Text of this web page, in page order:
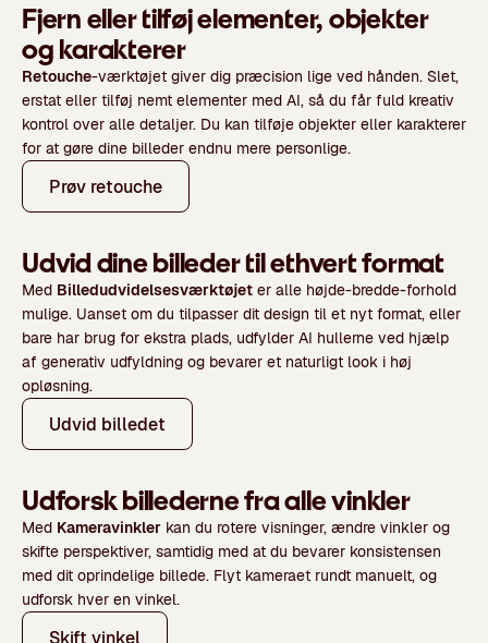
Fjern eller tilføj elementer, objekter
og karakterer
Retouche-værktøjet giver dig præcision lige ved hånden. Slet,
erstat eller tilføj nemt elementer med AI, så du får fuld kreativ
kontrol over alle detaljer. Du kan tilføje objekter eller karakterer
for at gøre dine billeder endnu mere personlige.
Prøv retouche
Udvid dine billeder til ethvert format
Med Billedudvidelsesværktøjet er alle højde-bredde-forhold
mulige. Uanset om du tilpasser dit design til et nyt format, eller
bare har brug for ekstra plads, udfylder AI hullerne ved hjælp
af generativ udfyldning og bevarer et naturligt look i høj
opløsning.
Udvid billedet
Udforsk billederne fra alle vinkler
Med Kameravinkler kan du rotere visninger, ændre vinkler og
skifte perspektiver, samtidig med at du bevarer konsistensen
med dit oprindelige billede. Flyt kameraet rundt manuelt, og
udforsk hver en vinkel.
Skift vinkel